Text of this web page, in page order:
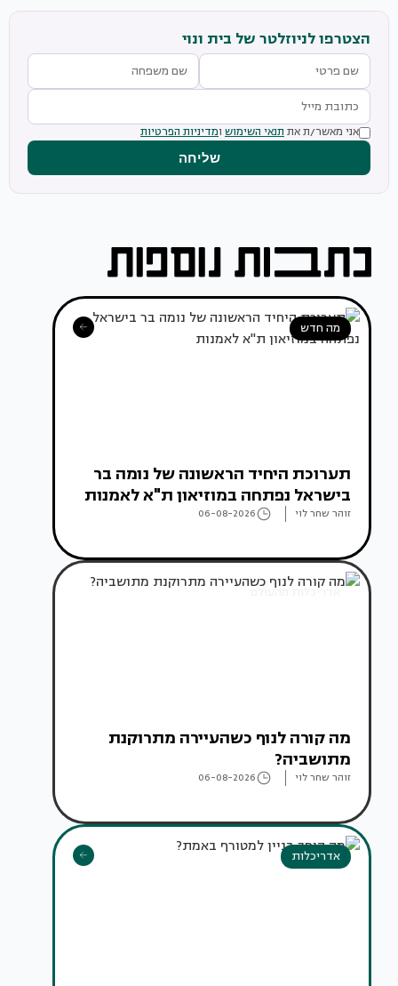
הצטרפו לניוזלטר של בית ונוי
אני מאשר/ת את תנאי השימוש ומדיניות הפרטיות
שליחה
מה חדש
תערוכת היחיד הראשונה של נומה בר
בישראל נפתחה במוזיאון ת"א לאמנות
זוהר שחר לוי 06-08-2026
אדריכלות מהעולם
מה קורה לנוף כשהעיירה מתרוקנת
מתושביה?
זוהר שחר לוי 06-08-2026
אדריכלות